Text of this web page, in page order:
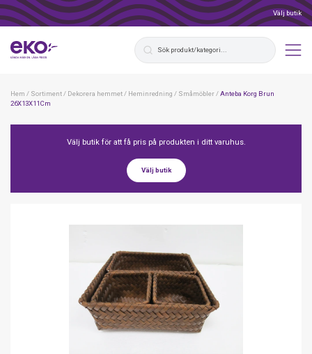
Välj butik
Hem / Sortiment/ Dekorera hemmet/ Heminredning / Småmöbler/Anteba Korg Brun
26X13X11Cm
Välj butik för att få pris på produkten i ditt varuhus.
Välj butik